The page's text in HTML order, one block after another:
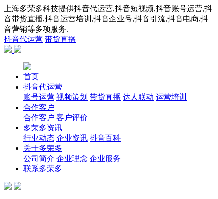
上海多荣多科技提供抖音代运营,抖音短视频,抖音账号运营,抖
音带货直播,抖音运营培训,抖音企业号,抖音引流,抖音电商,抖
音营销等多项服务.
抖音代运营 带货直播
首页
抖音代运营
账号运营 视频策划 带货直播 达人联动 运营培训
合作客户
合作客户 客户评价
多荣多资讯
行业动态 企业资讯 抖音百科
关于多荣多
公司简介 企业理念 企业服务
联系多荣多